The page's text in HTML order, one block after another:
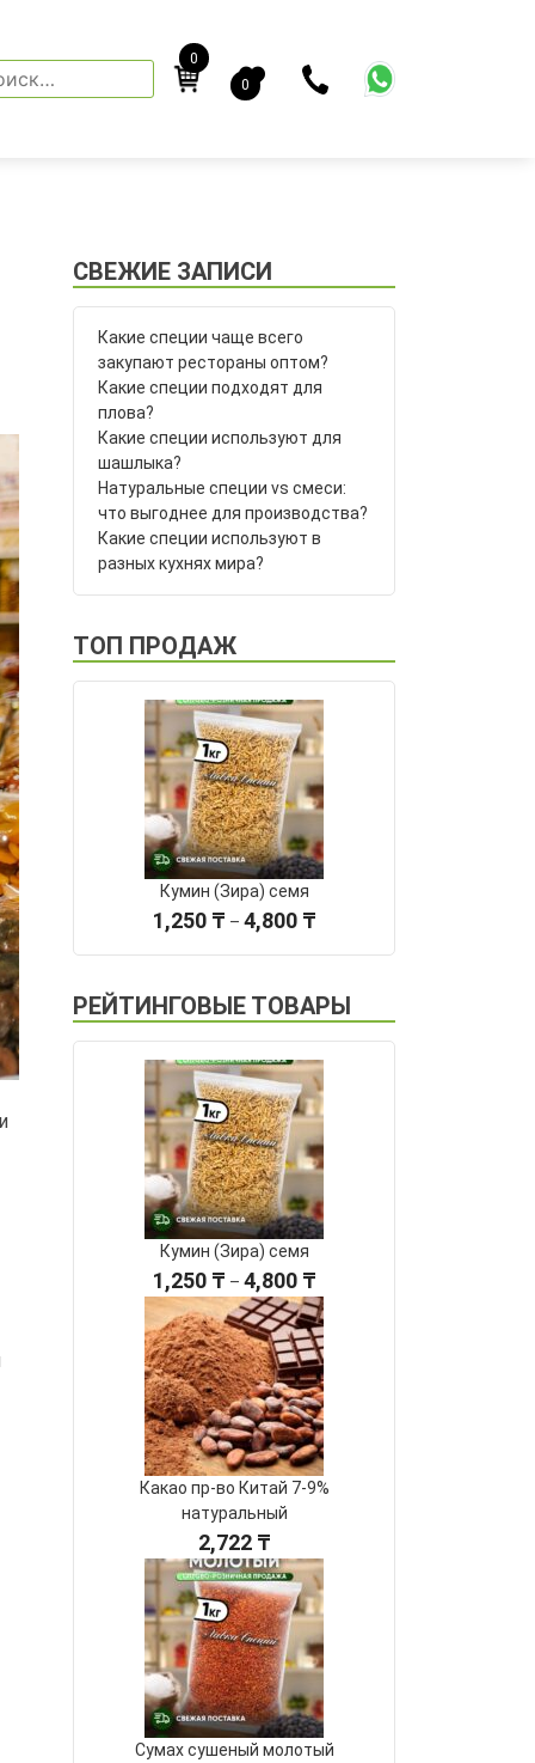
0
0
СВЕЖИЕ ЗАПИСИ
Какие специи чаще всего
закупают рестораны оптом?
Какие специи подходят для
плова?
Какие специи используют для
шашлыка?
Натуральные специи vs смеси:
что выгоднее для производства?
Какие специи используют в
разных кухнях мира?
ТОП ПРОДАЖ
Кумин (Зира) семя
1,250 ₸ – 4,800 ₸Диапазон
4,800 ₸
РЕЙТИНГОВЫЕ ТОВАРЫ
Кумин (Зира) семя
1,250 ₸ – 4,800 ₸Диапазон
цен:
1,250 ₸
–
4,800 ₸
Какао пр-во Китай 7-9%
натуральный
2,722 ₸
Сумах сушеный молотый